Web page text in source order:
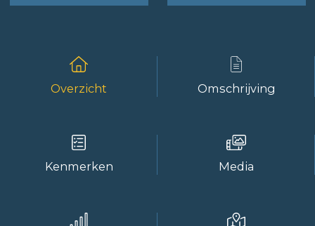
Overzicht Omschrijving
Kenmerken Media